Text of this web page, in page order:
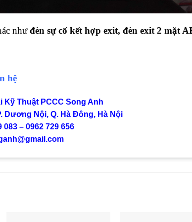
nhưđèn sự cố kết hợp exit, đèn exit 2 mặt
hệ
Kỹ Thuật PCCC Song Anh
Dương Nội, Q. Hà Đông, Hà Nội
083 – 0962 729 656